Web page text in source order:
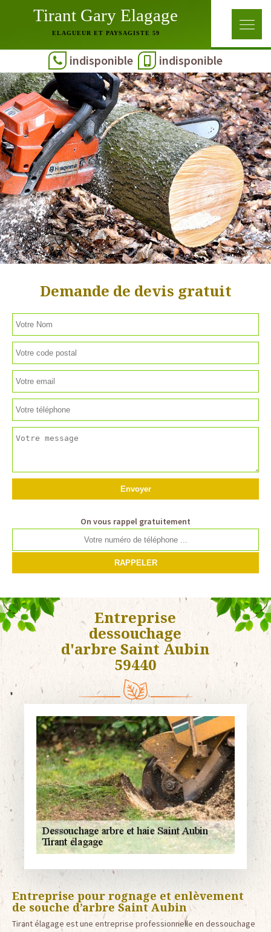
Tirant Gary Elagage
ELAGUEUR ET PAYSAGISTE 59
indisponible indisponible
Demande de devis gratuit
On vous rappel gratuitement
Entreprise
dessouchage
d'arbre Saint Aubin
59440
Entreprise pour rognage et enlèvement
de souche d’arbre Saint Aubin
Tirant élagage est une entreprise professionnelle en dessouchage